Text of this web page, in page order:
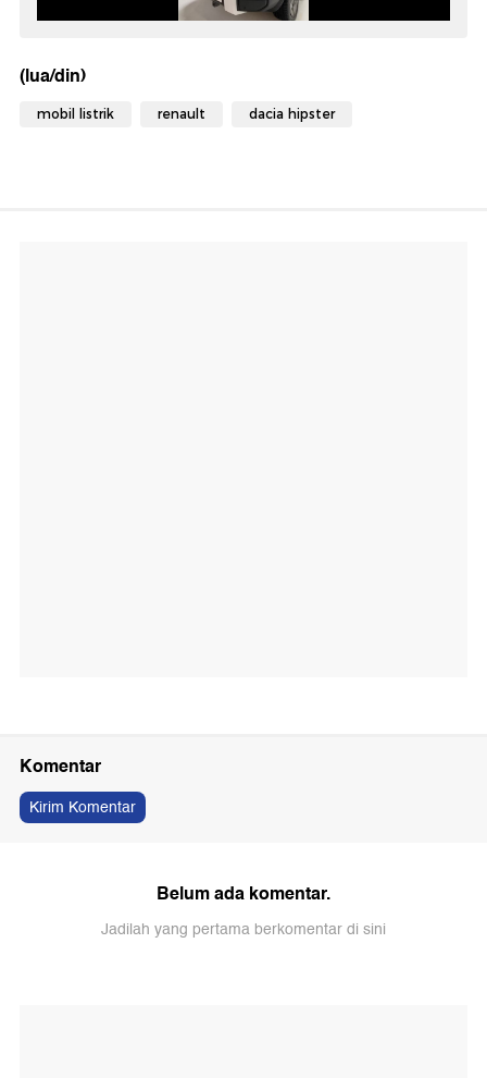
(lua/din)
mobil listrik renault dacia hipster
Komentar
Kirim Komentar
Belum ada komentar.
Jadilah yang pertama berkomentar di sini